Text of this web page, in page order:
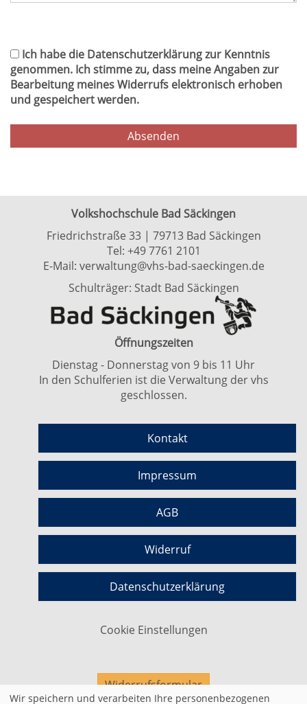
Ich habe die Datenschutzerklärung zur Kenntnis
genommen. Ich stimme zu, dass meine Angaben zur
Bearbeitung meines Widerrufs elektronisch erhoben
und gespeichert werden.
Volkshochschule Bad Säckingen
Friedrichstraße 33 | 79713 Bad Säckingen
Tel: +49 7761 2101
E-Mail: verwaltung@vhs-bad-saeckingen.de
Schulträger: Stadt Bad Säckingen
Öffnungszeiten
Dienstag - Donnerstag von 9 bis 11 Uhr
In den Schulferien ist die Verwaltung der vhs
geschlossen.
Kontakt
Impressum
AGB
Widerruf
Datenschutzerklärung
Cookie Einstellungen
Widerrufsformular
Wir speichern und verarbeiten Ihre personenbezogenen